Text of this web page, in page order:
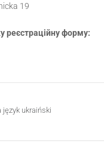
19
реєстраційну форму:
język ukraiński